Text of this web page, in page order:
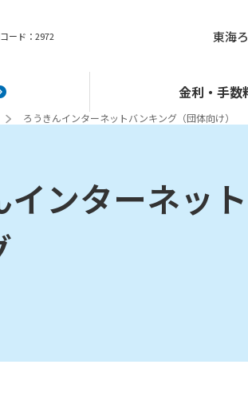
ード： 2972 東海
金利・手数
ろうきんインターネットバンキング（団体向け）
インターネッ